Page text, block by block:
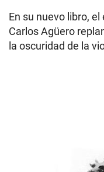
En su nuevo libro,
Carlos Agüero
la oscuridad de la